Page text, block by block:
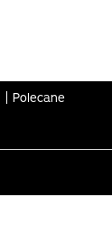
Polecane